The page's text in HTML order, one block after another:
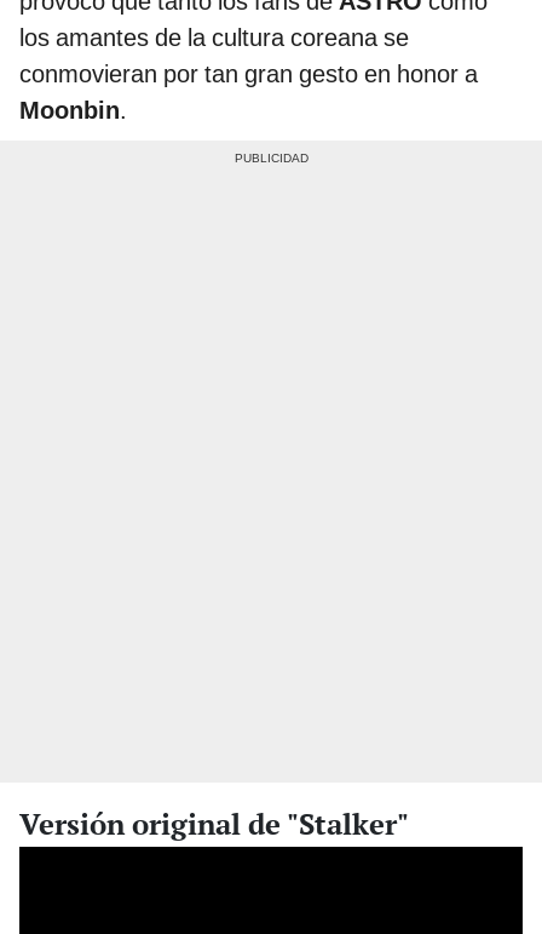
los amantes de la cultura coreana se
conmovieran por tan gran gesto en honor a
Moonbin.
Versión original de "Stalker"